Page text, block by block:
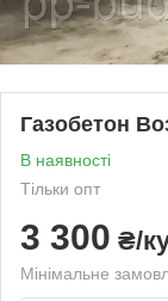
Газобетон
В наявності
Тільки опт
3 300 ₴/
Мінімальне